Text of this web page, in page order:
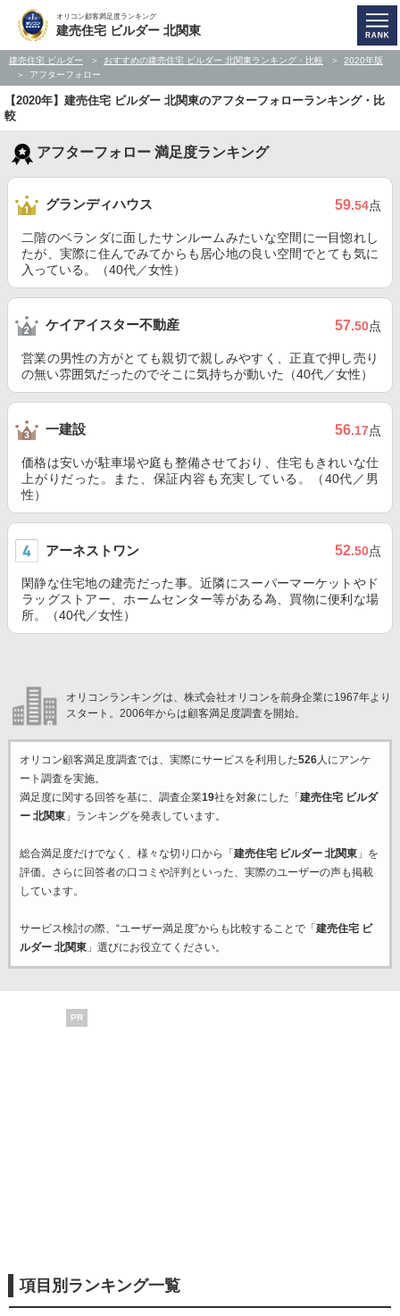
オリコン顧客満足度ランキング
建売住宅 ビルダー 北関東
建売住宅 ビルダー おすすめの建売住宅 ビルダー 北関東ランキング・比較
2020年版
アフターフォロー
【2020年】建売住宅 ビルダー 北関東のアフターフォローランキング・比
較
アフターフォロー 満足度ランキング
グランディハウス 59.54点
二階のベランダに面したサンルームみたいな空間に一目惚れし
たが、実際に住んでみてからも居心地の良い空間でとても気に
入っている。（40代／女性）
ケイアイスター不動産 57.50点
営業の男性の方がとても親切で親しみやすく、正直で押し売り
の無い雰囲気だったのでそこに気持ちが動いた（40代／女性）
一建設 56.17点
価格は安いが駐車場や庭も整備させており、住宅もきれいな仕
上がりだった。また、保証内容も充実している。（40代／男
性）
アーネストワン 52.50点
閑静な住宅地の建売だった事。近隣にスーパーマーケットやド
ラッグストアー、ホームセンター等がある為、買物に便利な場
所。（40代／女性）
オリコンランキングは、株式会社オリコンを前身企業に1967年より
スタート。2006年からは顧客満足度調査を開始。
オリコン顧客満足度調査では、実際にサービスを利用した526人にアンケ
ート調査を実施。
満足度に関する回答を基に、調査企業19社を対象にした「 建売住宅 ビルダ
ー 北関東」ランキングを発表しています。
総合満足度だけでなく、様々な切り口から「 建売住宅 ビルダー 北関東」を
評価。さらに回答者の口コミや評判といった、実際のユーザーの声も掲載
しています。
サービス検討の際、“ユーザー満足度”からも比較することで「 建売住宅 ビ
ルダー 北関東」選びにお役立てください。
PR
項目別ランキング一覧